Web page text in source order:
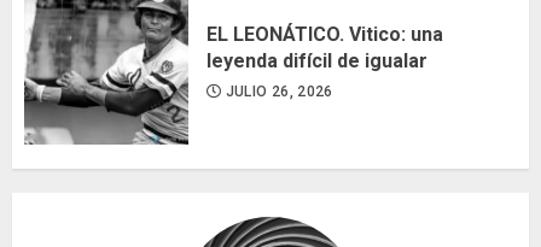
EL LEONÁTICO. Vitico: una
leyenda difícil de igualar
JULIO 26, 2026